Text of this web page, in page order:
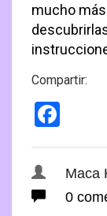
mucho
Compartir:
Maca
0